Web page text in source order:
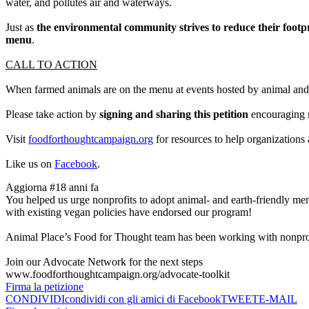
water, and pollutes air and waterways.
Just as the environmental community strives to reduce their
menu.
CALL TO ACTION
When farmed animals are on the menu at events hosted by animal
Please take action by signing and sharing this petition encouraging
Visitfoodforthoughtcampaign.org for resources to help
Like us on Facebook.
Aggiorna #18 anni fa
You helped us urge nonprofits to adopt animal- and earth-friendly
with existing vegan policies have endorsed our program!
Animal Place’s Food for Thought team has been working with
Join our Advocate Network for the next steps
www.foodforthoughtcampaign.org/advocate-toolkit
Firma la petizione
CONDIVIDIcondividi con gli amici di FacebookTWEETE-MAIL